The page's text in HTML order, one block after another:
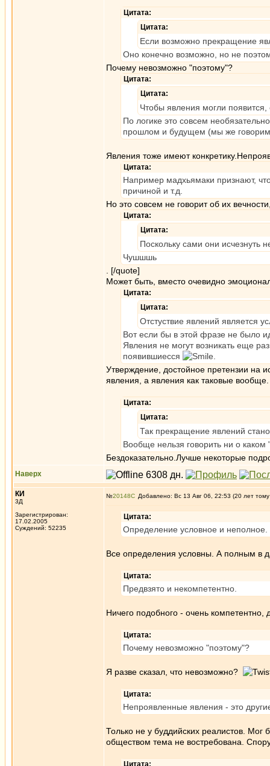
Цитата:
Цитата:
Если возможно прекращение
Оно конечно возможно, но не
Почему невозможно "поэтому"?
Цитата:
Цитата:
Чтобы явления могли появится,
По логике это совсем
прошлом и будущем (мы же
Явления тоже имеют
Цитата:
Например мадхьямаки признают,
причиной и т.д.
Но это совсем не говорит об их
Цитата:
Цитата:
Поскольку сами они исчезнуть
Чушшшь
. [/quote]
Может быть, вместо очевидно
Цитата:
Цитата:
Отстуствие явлений является
Вот если бы в этой фразе не было
Явления не могут возникать еще
появившиесся
Утверждение, достойное претензии на
явления, а явления как таковые вообще.
Цитата:
Цитата:
Так прекращение явлений
Вообще нельзя говорить ни о
Бездоказательно.Лучше некоторые
Наверх
КИ
3Д
Зарегистрирован:
17.02.2005
Суждений: 52235
№20148 Добавлено: Вс 13 Авг 06, 22:53 (20 лет
Цитата:
Определение условное и неполное.
Все определения условны. А полным в
Цитата:
Предвзято и некомпетентно.
Ничего подобного - очень
Цитата:
Почему невозможно "поэтому"?
Я разве сказал, что невозможно?
Цитата:
Непроявленные явления - это
Только не у буддийских реалистов.
обществом тема не востребована.
Цитата: